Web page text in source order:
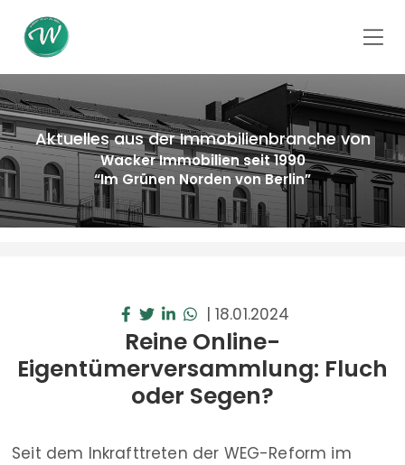
Aktuelles aus der Immobilienbranche von
Wacker Immobilien seit 1990
“Im Grünen Norden von Berlin”
| 18.01.2024
Reine Online-
Eigentümerversammlung: Fluch
oder Segen?
Seit dem Inkrafttreten der WEG-Reform im